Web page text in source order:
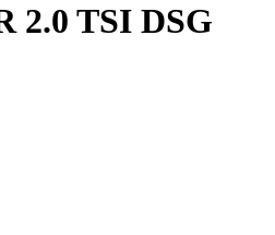
2.0 TSI DSG